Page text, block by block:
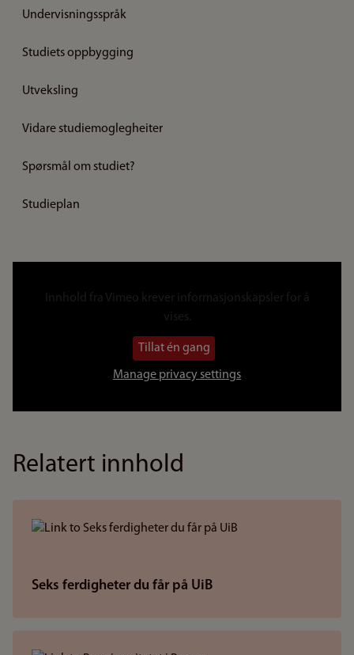
Undervisningsspråk
Studiets oppbygging
Utveksling
Vidare studiemoglegheiter
Spørsmål om studiet?
Studieplan
Innhold fra Vimeo krever informasjonskapsler for å
vises.
Tillat én gang
Manage privacy settings
Relatert innhold
Seks ferdigheter du får på UiB